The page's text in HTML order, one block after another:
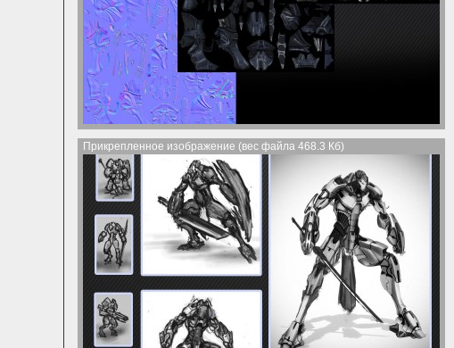
Прикрепленное изображение (вес файла 468.3 Кб)